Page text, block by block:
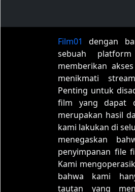
Film01
dengan
sebuah
memberikan
menikmati
Penting untuk
film yang dapat
merupakan hasil
kami lakukan di
menegaskan
penyimpanan file
Kami
bahwa kami
tautan yang